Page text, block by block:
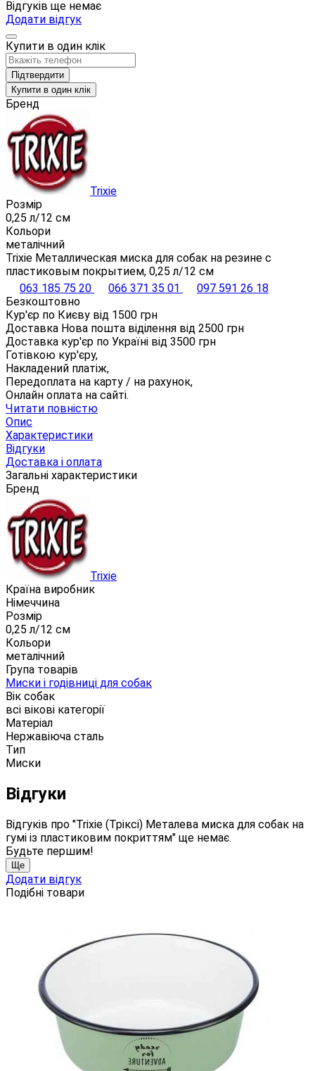
Відгуків ще немає
Додати відгук
Купити в один клік
Підтвердити
Купити в один клік
Бренд
Trixie
Розмір
0,25 л/12 см
Кольори
металічний
Trixie Металлическая миска для собак на резине с
пластиковым покрытием, 0,25 л/12 см
063 185 75 20
066 371 35 01
097 591 26 18
Безкоштовно
Кур'єр по Києву від 1500 грн
Доставка Нова пошта віділення від 2500 грн
Доставка кур'єр по Україні від 3500 грн
Готівкою кур'єру,
Накладений платіж,
Передоплата на карту / на рахунок,
Онлайн оплата на сайті.
Читати повністю
Опис
Характеристики
Відгуки
Доставка і оплата
Загальні характеристики
Бренд
Trixie
Країна виробник
Німеччина
Розмір
0,25 л/12 см
Кольори
металічний
Група товарів
Миски і годівниці для собак
Вік собак
всі вікові категорії
Матеріал
Нержавіюча сталь
Тип
Миски
Відгуки
Відгуків про "Trixie (Тріксі) Металева миска для собак на
гумі із пластиковим покриттям" ще немає.
Будьте першим!
Ще
Додати відгук
Подібні товари